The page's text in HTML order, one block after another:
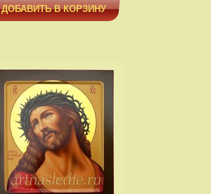
ДОБАВИТЬ В КОРЗИНУ